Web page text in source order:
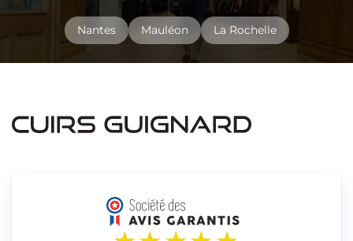
Nantes Mauléon La Rochelle